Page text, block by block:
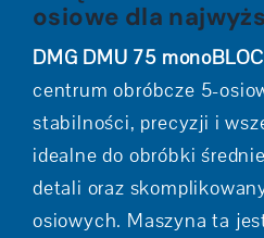
osiowe dla
DMG DMU 75
centrum obróbcze 5-
stabilności, precyzji i
idealne do obróbki
detali oraz
osiowych. Maszyna ta